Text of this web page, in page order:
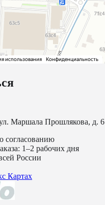
Маршала Прошлякова, д. 6
согласованию
1–2 рабочих дня
России
Картах